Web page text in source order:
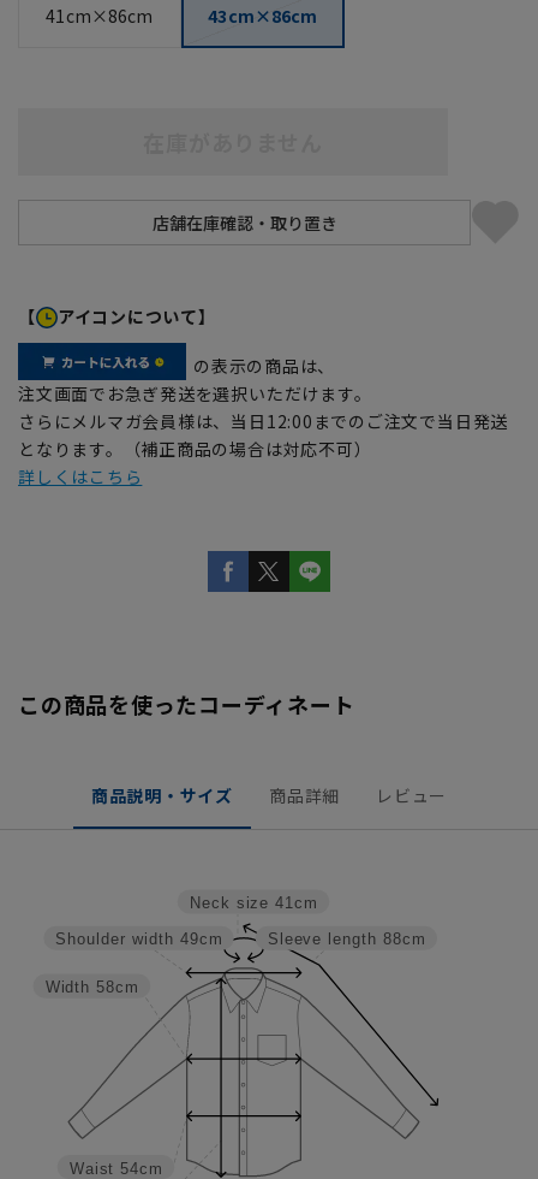
41cm×86cm 43cm×86cm
【 アイコンについて】
の表示の商品は、
注文画面でお急ぎ発送を選択いただけます。
さらにメルマガ会員様は、当日12:00までのご注文で当日発送
となります。（補正商品の場合は対応不可）
詳しくはこちら
この商品を使ったコーディネート
商品説明・サイズ 商品詳細 レビュー
Sleeve length 88cm
Neck size 41cm
Waist 54cm
Width 58cm
Shoulder width 49cm